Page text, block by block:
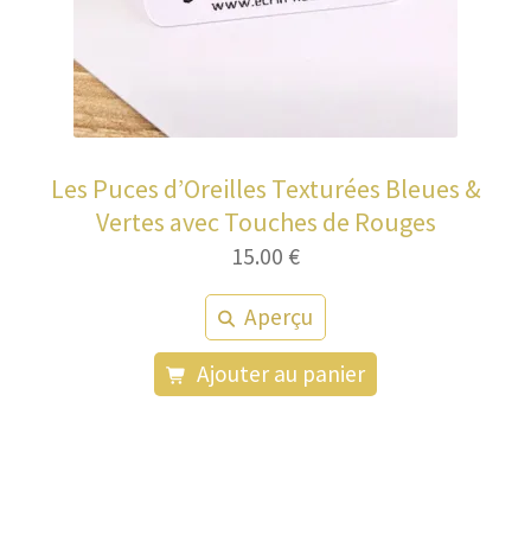
Les Puces d’Oreilles Texturées Bleues &
Vertes avec Touches de Rouges
15.00 €
Aperçu
Ajouter au panier